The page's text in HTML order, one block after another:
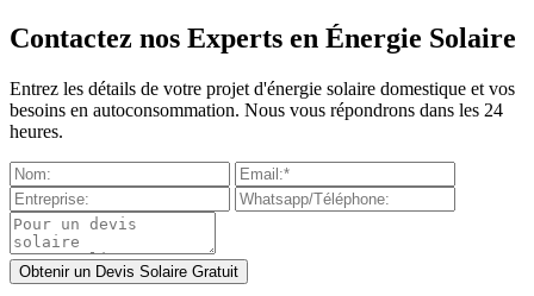
Contactez nos Experts en Énergie Solaire
Entrez les détails de votre projet d'énergie solaire domestique et vos
besoins en autoconsommation. Nous vous répondrons dans les 24
heures.